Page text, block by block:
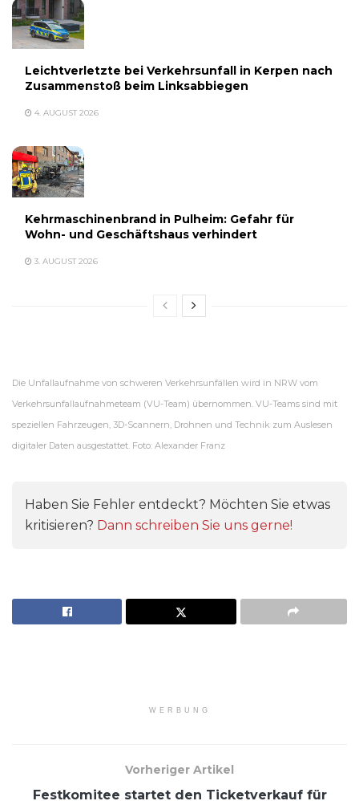
Leichtverletzte bei Verkehrsunfall in Kerpen nach
Zusammenstoß beim Linksabbiegen
4. AUGUST 2026
Kehrmaschinenbrand in Pulheim: Gefahr für
Wohn- und Geschäftshaus verhindert
3. AUGUST 2026
Die Unfallaufnahme von schweren Verkehrsunfällen wird in NRW vom
Verkehrsunfallaufnahmeteam (VU-Team) übernommen. VU-Teams sind mit
speziellen Fahrzeugen, 3D-Scannern, Drohnen und Technik zum Auslesen
digitaler Daten ausgestattet. Foto: Alexander Franz
Haben Sie Fehler entdeckt? Möchten Sie etwas
kritisieren? Dann schreiben Sie uns gerne!
WERBUNG
Vorheriger Artikel
Festkomitee startet den Ticketverkauf für